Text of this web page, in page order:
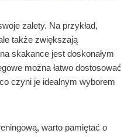
zalety. Na przykład,
także zwiększają
skakance jest doskonałym
można łatwo dostosować
czyni je idealnym wyborem
warto pamiętać o